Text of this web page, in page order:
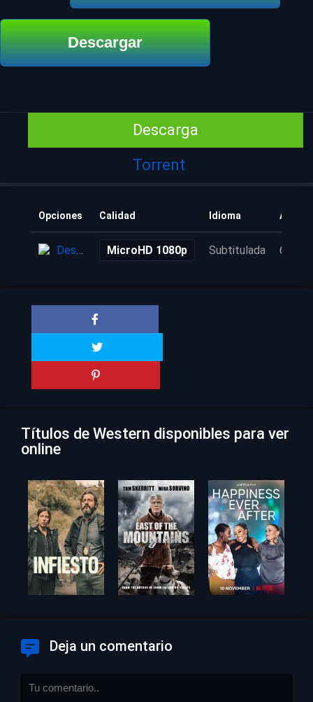
Descargar
Descarga
Torrent
Opciones Calidad Idioma
Descarga MicroHD 1080p Subtitulada 6 años
Títulos de Western disponibles para ver
online
Deja un comentario